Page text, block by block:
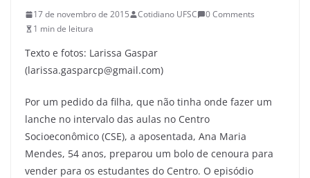
17 de novembro de 2015 Cotidiano UFSC
0 Comments
1 min de leitura
Texto e fotos: Larissa Gaspar
(larissa.gasparcp@gmail.com)
Por um pedido da filha, que não tinha onde fazer um
lanche no intervalo das aulas no Centro
Socioeconômico (CSE), a aposentada, Ana Maria
Mendes, 54 anos, preparou um bolo de cenoura para
vender para os estudantes do Centro. O episódio